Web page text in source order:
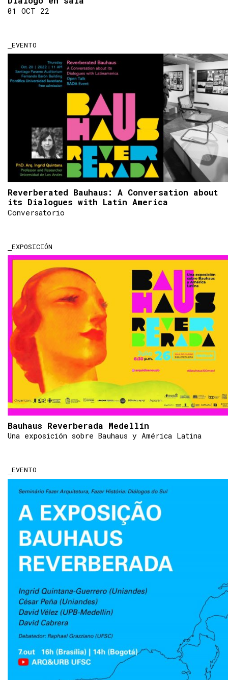
01 OCT 22
EVENTO
Reverberated Bauhaus: A Conversation about
its Dialogues with Latin America
Conversatorio
EXPOSICIÓN
Bauhaus Reverberada Medellín
Una exposición sobre Bauhaus y América Latina
EVENTO